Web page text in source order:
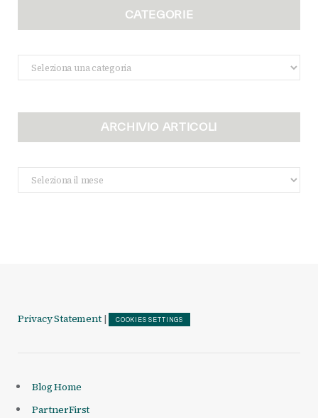
CATEGORIE
Categorie
ARCHIVIO ARTICOLI
Archivio
Articoli
Privacy Statement | COOKIES SETTINGS
Blog Home
PartnerFirst